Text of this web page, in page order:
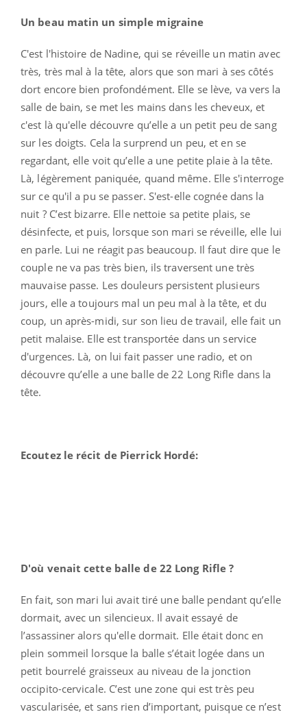
Un beau matin un simple migraine
C'est l'histoire de Nadine, qui se réveille un matin avec
très, très mal à la tête, alors que son mari à ses côtés
dort encore bien profondément. Elle se lève, va vers la
salle de bain, se met les mains dans les cheveux, et
c'est là qu'elle découvre qu’elle a un petit peu de sang
sur les doigts. Cela la surprend un peu, et en se
regardant, elle voit qu’elle a une petite plaie à la tête.
Là, légèrement paniquée, quand même. Elle s'interroge
sur ce qu'il a pu se passer. S'est-elle cognée dans la
nuit ? C’est bizarre. Elle nettoie sa petite plais, se
désinfecte, et puis, lorsque son mari se réveille, elle lui
en parle. Lui ne réagit pas beaucoup. Il faut dire que le
couple ne va pas très bien, ils traversent une très
mauvaise passe. Les douleurs persistent plusieurs
jours, elle a toujours mal un peu mal à la tête, et du
coup, un après-midi, sur son lieu de travail, elle fait un
petit malaise. Elle est transportée dans un service
d'urgences. Là, on lui fait passer une radio, et on
découvre qu’elle a une balle de 22 Long Rifle dans la
tête.
Ecoutez le récit de Pierrick Hordé:
D'où venait cette balle de 22 Long Rifle ?
En fait, son mari lui avait tiré une balle pendant qu’elle
dormait, avec un silencieux. Il avait essayé de
l’assassiner alors qu'elle dormait. Elle était donc en
plein sommeil lorsque la balle s’était logée dans un
petit bourrelé graisseux au niveau de la jonction
occipito-cervicale. C’est une zone qui est très peu
vascularisée, et sans rien d’important, puisque ce n’est